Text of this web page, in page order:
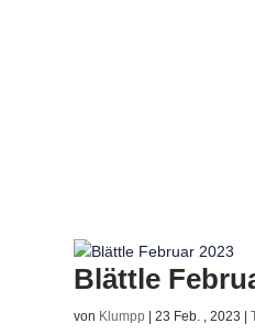
Blättle
von Klumpp |23 Feb. , 2023 |